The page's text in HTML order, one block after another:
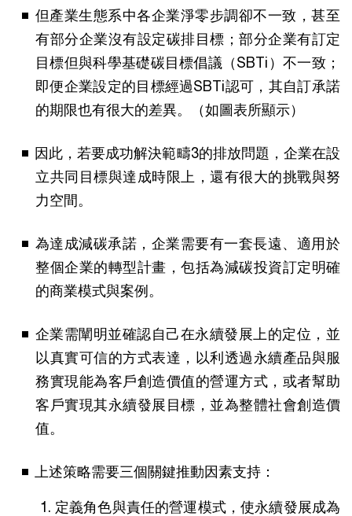
但產業生態系中各企業淨零步調卻不一致，甚至
有部分企業沒有設定碳排目標；部分企業有訂定
目標但與科學基礎碳目標倡議（SBTi）不一致；
即便企業設定的目標經過SBTi認可，其自訂承諾
的期限也有很大的差異。（如圖表所顯示）
因此，若要成功解決範疇3的排放問題，企業在設
立共同目標與達成時限上，還有很大的挑戰與努
力空間。
為達成減碳承諾，企業需要有一套長遠、適用於
整個企業的轉型計畫，包括為減碳投資訂定明確
的商業模式與案例。
企業需闡明並確認自己在永續發展上的定位，並
以真實可信的方式表達，以利透過永續產品與服
務實現能為客戶創造價值的營運方式，或者幫助
客戶實現其永續發展目標，並為整體社會創造價
值。
上述策略需要三個關鍵推動因素支持：
定義角色與責任的營運模式，使永續發展成為